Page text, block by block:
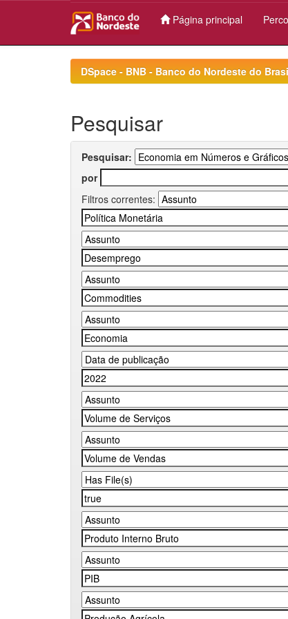
Página principal
DSpace - BNB - Banco do Nordeste do
Pesquisar
Pesquisar:
por
Filtros correntes: